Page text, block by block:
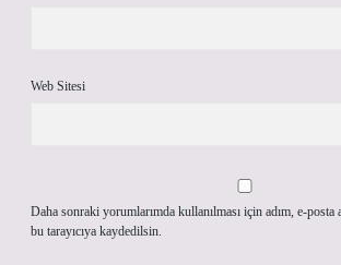
Web Sitesi
Daha sonraki yorumlarımda kullanılması için adım, e-posta
bu tarayıcıya kaydedilsin.